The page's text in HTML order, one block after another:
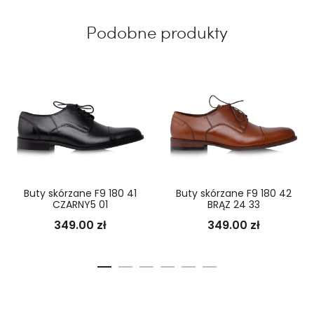
Podobne produkty
Buty skórzane F9 180 41
CZARNY5 01
349.00 zł
Buty skórzane F9 180 42
BRĄZ 24 33
349.00 zł